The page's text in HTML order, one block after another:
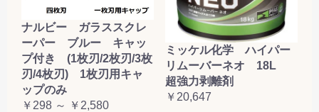
ナルビー ガラススクレ
ーパー ブルー キャッ
プ付き (1枚刃/2枚刃/3枚
刃/4枚刃) 1枚刃用キャ
ップのみ
￥298 ～ ￥2,580
ミッケル化学 ハイパー
リムーバーネオ 18L
超強力剥離剤
￥20,647